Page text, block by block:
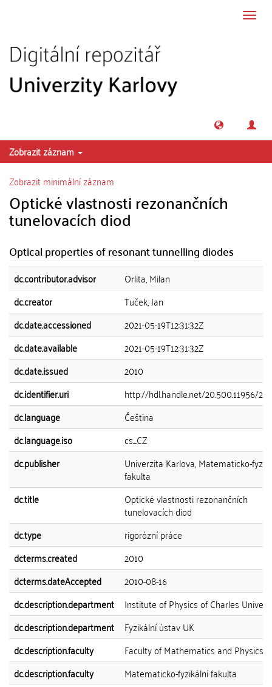
Zobrazit záznam
Zobrazit minimální záznam
Optické vlastnosti rezonančních
tunelovacích diod
Optical properties of resonant tunnelling diodes
dc.contributor.advisor
Orlita, Milan
dc.creator
Tuček, Jan
dc.date.accessioned
2021-05-19T12:31:32Z
dc.date.available
2021-05-19T12:31:32Z
dc.date.issued
2010
dc.identifier.uri
http://hdl.handle.net/20.500.11956/
dc.language
Čeština
dc.language.iso
cs_CZ
dc.publisher
Univerzita Karlova, Matematicko-
fakulta
dc.title
Optické vlastnosti rezonančních
tunelovacích diod
dc.type
rigorózní práce
dcterms.created
2010
dcterms.dateAccepted
2010-08-16
dc.description.department
Institute of Physics of Charles
dc.description.department
Fyzikální ústav UK
dc.description.faculty
Faculty of Mathematics and Physics
dc.description.faculty
Matematicko-fyzikální fakulta